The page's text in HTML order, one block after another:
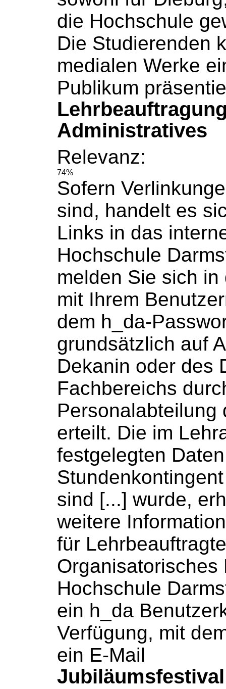
die Hochschule
Die Studierenden
medialen Werke
Publikum
Administratives
Relevanz:
74%
Sofern
sind, handelt es
Links in das
Hochschule
melden Sie sich
mit Ihrem
dem h_da-
grundsätzlich auf
Dekanin oder des
Fachbereichs
erteilt. Die im
festgelegten
sind [...] wurde,
weitere
für
Organisatorisches
Hochschule
ein h_da
Verfügung, mit
ein E-Mail
Jubiläumsfestival